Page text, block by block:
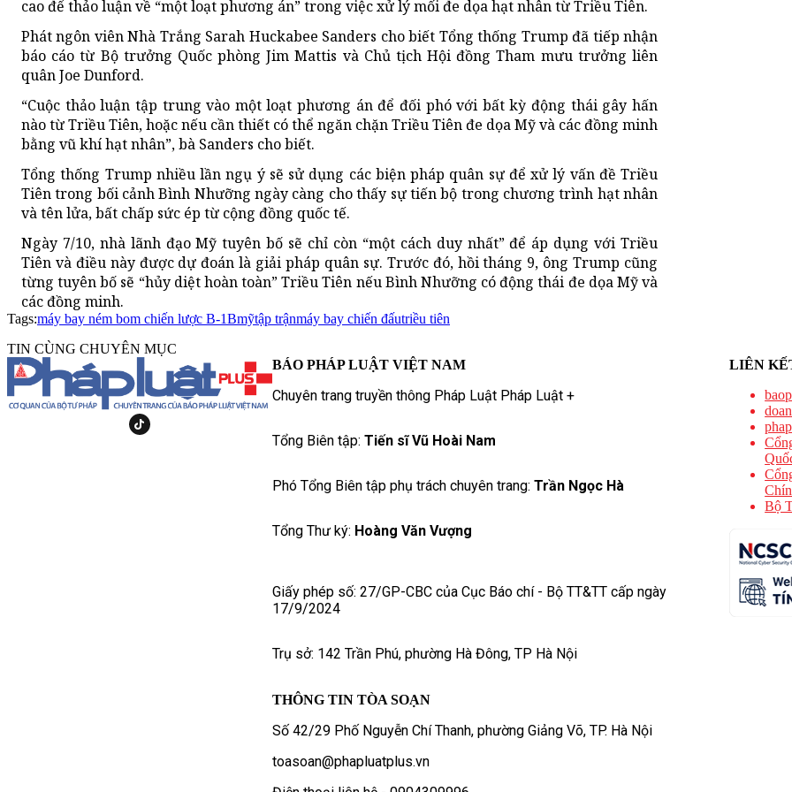
cao để thảo luận về “một loạt phương án” trong việc xử lý mối đe dọa hạt nhân từ Triều Tiên.
Phát ngôn viên Nhà Trắng Sarah Huckabee Sanders cho biết Tổng thống Trump đã tiếp nhận
báo cáo từ Bộ trưởng Quốc phòng Jim Mattis và Chủ tịch Hội đồng Tham mưu trưởng liên
quân Joe Dunford.
“Cuộc thảo luận tập trung vào một loạt phương án để đối phó với bất kỳ động thái gây hấn
nào từ Triều Tiên, hoặc nếu cần thiết có thể ngăn chặn Triều Tiên đe dọa Mỹ và các đồng minh
bằng vũ khí hạt nhân”, bà Sanders cho biết.
Tổng thống Trump nhiều lần ngụ ý sẽ sử dụng các biện pháp quân sự để xử lý vấn đề Triều
Tiên trong bối cảnh Bình Nhưỡng ngày càng cho thấy sự tiến bộ trong chương trình hạt nhân
và tên lửa, bất chấp sức ép từ cộng đồng quốc tế.
Ngày 7/10, nhà lãnh đạo Mỹ tuyên bố sẽ chỉ còn “một cách duy nhất” để áp dụng với Triều
Tiên và điều này được dự đoán là giải pháp quân sự. Trước đó, hồi tháng 9, ông Trump cũng
từng tuyên bố sẽ “hủy diệt hoàn toàn” Triều Tiên nếu Bình Nhưỡng có động thái đe dọa Mỹ và
các đồng minh.
Tags:máy bay ném bom chiến lược B-1Bmỹtập trậnmáy bay chiến đấutriều tiên
TIN CÙNG CHUYÊN MỤC
BÁO PHÁP LUẬT VIỆT NAM
Chuyên trang truyền thông Pháp Luật Pháp Luật +
Tổng Biên tập: Tiến sĩ Vũ Hoài Nam
Phó Tổng Biên tập phụ trách chuyên trang: Trần Ngọc Hà
Tổng Thư ký: Hoàng Văn Vượng
Giấy phép số: 27/GP-CBC của Cục Báo chí - Bộ TT&TT cấp ngày
17/9/2024
Trụ sở: 142 Trần Phú, phường Hà Đông, TP Hà Nội
THÔNG TIN TÒA SOẠN
Số 42/29 Phố Nguyễn Chí Thanh, phường Giảng Võ, TP. Hà Nội
toasoan@phapluatplus.vn
LIÊN
Bộ